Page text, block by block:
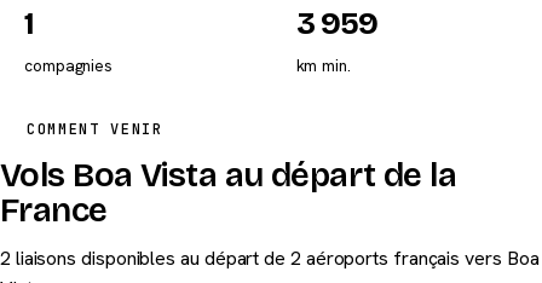
1
compagnies
3 959
km min.
COMMENT VENIR
Vols Boa Vista au départ de la
France
2 liaisons disponibles au départ de 2 aéroports français vers Boa